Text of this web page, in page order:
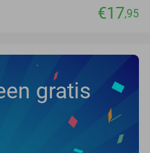
€17,95
gratis